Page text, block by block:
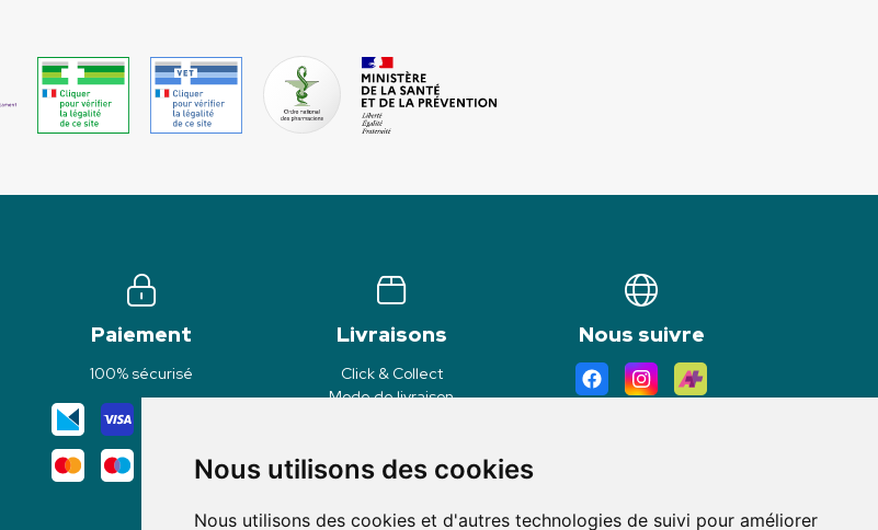
Nous utilisons des cookies
Nous utilisons des cookies et d'autres technologies de suivi pour améliorer
Paiement
100% sécurisé
Livraisons
Click & Collect
Mode de livraison
Nous suivre